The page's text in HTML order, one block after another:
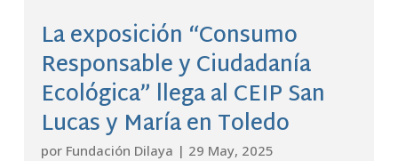
La exposición “Consumo
Responsable y Ciudadanía
Ecológica” llega al CEIP San
Lucas y María en Toledo
por Fundación Dilaya | 29 May, 2025